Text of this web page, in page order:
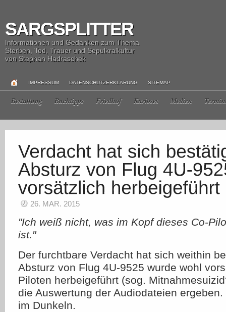
SARGSPLITTER
Informationen und Gedanken zum Thema
Sterben, Tod, Trauer und Sepulkralkultur
von Stephan Hadraschek
IMPRESSUM DATENSCHUTZERKLÄRUNG SITEMAP
Bestattung Buchtipps Friedhof Kurioses Medien
26. MAR. 2015
"Ich weiß nicht, was im Kopf dieses Co-
ist."
Der furchtbare Verdacht hat sich weithin
Absturz von Flug 4U-9525 wurde wohl
Piloten herbeigeführt (sog.
die Auswertung der Audiodateien
im Dunkeln.